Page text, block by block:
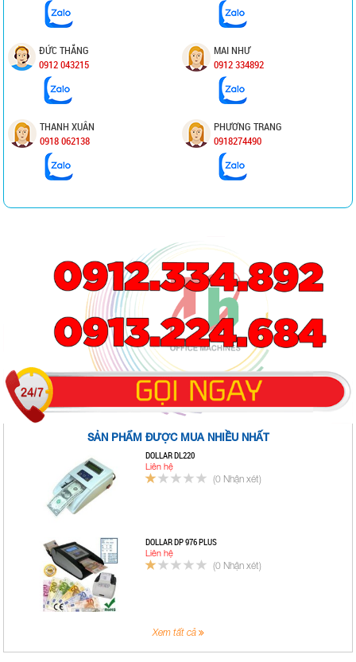
ĐỨC THẮNG
0912 043215
MAI NHƯ
0912 334892
THANH XUÂN
0918 062138
PHƯƠNG TRANG
0918274490
SẢN PHẨM ĐƯỢC MUA NHIỀU NHẤT
DOLLAR DL220
Liên hệ
(0 Nhận xét)
DOLLAR DP 976 PLUS
Liên hệ
(0 Nhận xét)
Xem tất cả